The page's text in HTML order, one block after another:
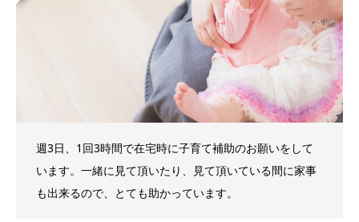
週3日、1回3時間で在宅時に子育て補助のお願いをして
います。一緒に見て頂いたり、見て頂いている間に家事
も出来るので、とても助かっています。